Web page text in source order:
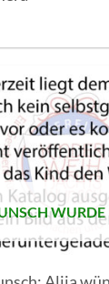
WURDE